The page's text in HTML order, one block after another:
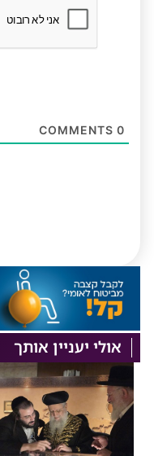
0
אולי יעניין אותך